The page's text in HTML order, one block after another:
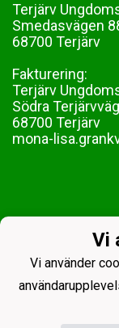
Terjärv
68700 Terjärv
Fakturering:
Terjärv
Södra
68700 Terjärv
mona-
Vi
Vi använder